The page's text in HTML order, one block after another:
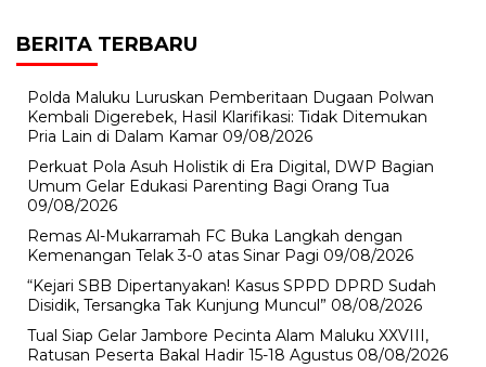
BERITA TERBARU
Polda Maluku Luruskan Pemberitaan Dugaan Polwan
Kembali Digerebek, Hasil Klarifikasi: Tidak Ditemukan
Pria Lain di Dalam Kamar 09/08/2026
Perkuat Pola Asuh Holistik di Era Digital, DWP Bagian
Umum Gelar Edukasi Parenting Bagi Orang Tua
09/08/2026
Remas Al-Mukarramah FC Buka Langkah dengan
Kemenangan Telak 3-0 atas Sinar Pagi 09/08/2026
“Kejari SBB Dipertanyakan! Kasus SPPD DPRD Sudah
Disidik, Tersangka Tak Kunjung Muncul” 08/08/2026
Tual Siap Gelar Jambore Pecinta Alam Maluku XXVIII,
Ratusan Peserta Bakal Hadir 15-18 Agustus 08/08/2026